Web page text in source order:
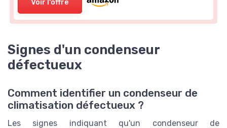
Voir l'offre
Signes d'un condenseur
défectueux
Comment identifier un condenseur de
climatisation défectueux ?
Les signes indiquant qu'un condenseur de